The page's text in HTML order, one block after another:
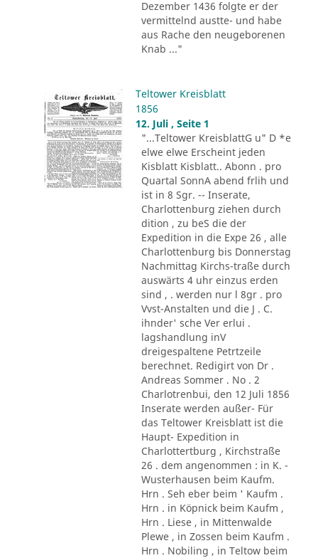
Dezember 1436 folgte er der
vermittelnd austte- und habe
aus Rache den neugeborenen
Knab ..."
Teltower Kreisblatt
1856
12. Juli , Seite 1
"...Teltower KreisblattG u" D *e
elwe elwe Erscheint jeden
Kisblatt Kisblatt.. Abonn . pro
Quartal SonnA abend frlih und
ist in 8 Sgr. -- Inserate,
Charlottenburg ziehen durch
dition , zu beS die der
Expedition in die Expe 26 , alle
Charlottenburg bis Donnerstag
Nachmittag Kirchs-traße durch
auswärts 4 uhr einzus erden
sind , . werden nur l 8gr . pro
Vvst-Anstalten und die J . C.
ihnder' sche Ver erlui .
lagshandlung inV
dreigespaltene Petrtzeile
berechnet. Redigirt von Dr .
Andreas Sommer . No . 2
Charlotrenbui, den 12 Juli 1856
Inserate werden außer- Für
das Teltower Kreisblatt ist die
Haupt- Expedition in
Charlottertburg , Kirchstraße
26 . dem angenommen : in K. -
Wusterhausen beim Kaufm.
Hrn . Seh eber beim ' Kaufm .
Hrn . in Köpnick beim Kaufm ,
Hrn . Liese , in Mittenwalde
Plewe , in Zossen beim Kaufm .
Hrn . Nobiling , in Teltow beim